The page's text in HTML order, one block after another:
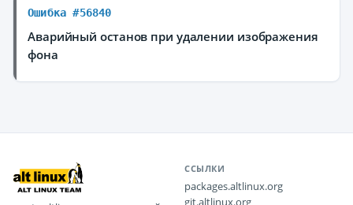
Ошибка #56840
Аварийный останов при удалении изображения
фона
ССЫЛКИ
packages.altlinux.org
git.altlinux.org